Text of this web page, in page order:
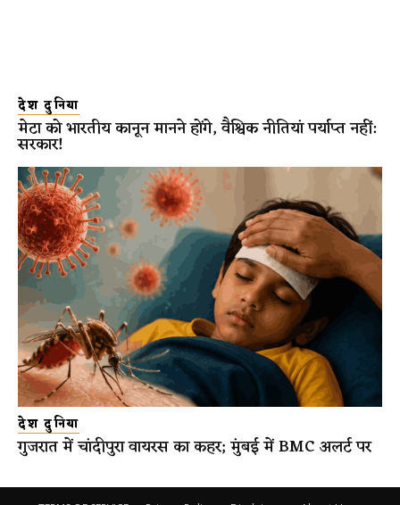
देश दुनिया
मेटा को भारतीय कानून मानने होंगे, वैश्विक नीतियां पर्याप्त नहीं:
सरकार!
देश दुनिया
गुजरात में चांदीपुरा वायरस का कहर; मुंबई में BMC अलर्ट पर